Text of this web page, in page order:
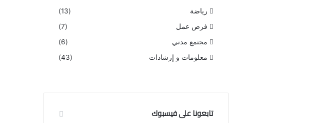
رياضة
(13)
فرص عمل
(7)
مجتمع مدني
(6)
معلومات و إرشادات
(43)
تابعونا على فيسبوك